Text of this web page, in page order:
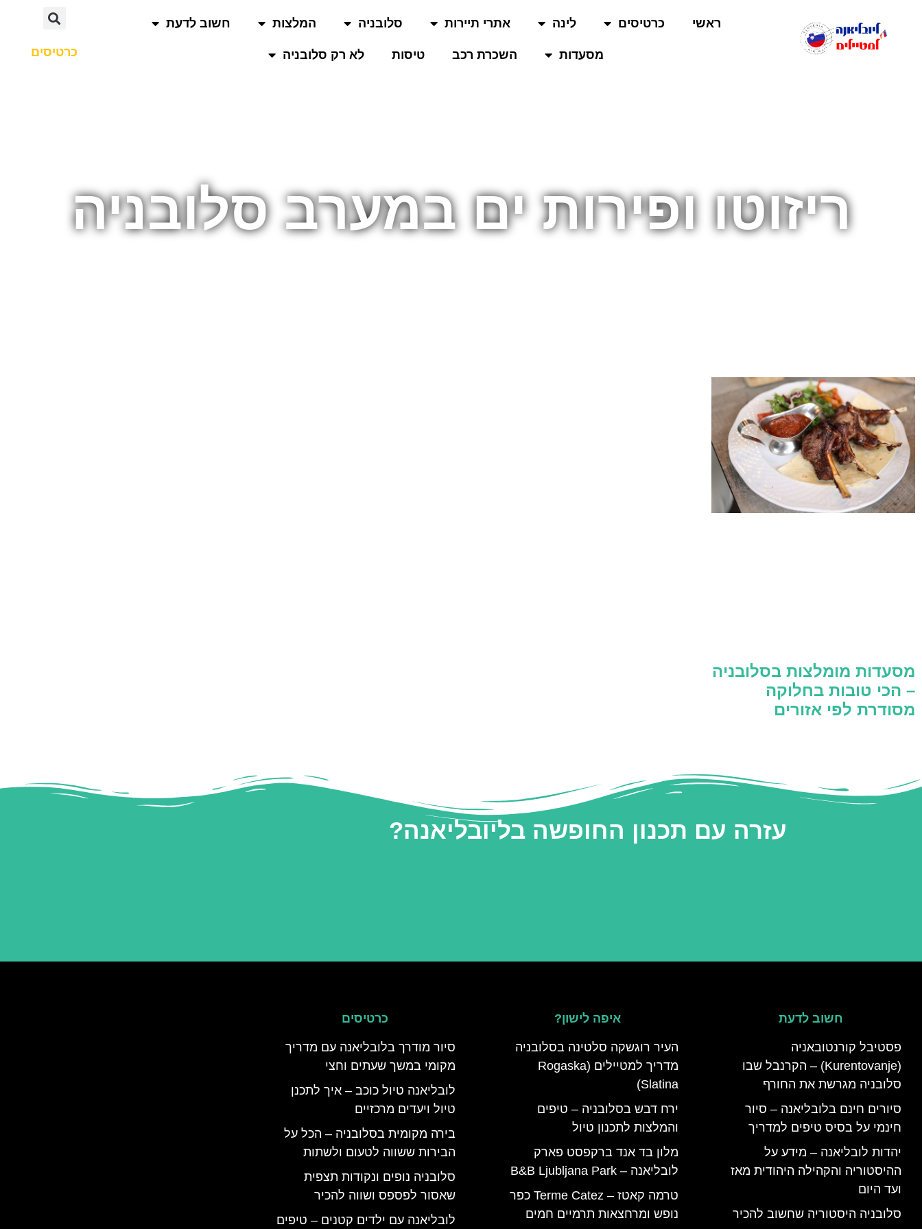
ראשי כרטיסים לינה אתרי תיירות סלובניה המלצות חשוב לדעת
מסעדות השכרת רכב טיסות לא רק סלובניה כרטיסים
ריזוטו ופירות ים במערב סלובניה
מסעדות מומלצות בסלובניה
– הכי טובות בחלוקה
מסודרת לפי אזורים
עזרה עם תכנון החופשה בליובליאנה?
חשוב לדעת
פסטיבל קורנטובאניה
(Kurentovanje) – הקרנבל שבו
סלובניה מגרשת את החורף
סיורים חינם בלובליאנה – סיור
חינמי על בסיס טיפים למדריך
יהדות לובליאנה – מידע על
ההיסטוריה והקהילה היהודית מאז
ועד היום
סלובניה היסטוריה שחשוב להכיר
איפה לישון?
העיר רוגשקה סלטינה בסלובניה
מדריך למטיילים (Rogaska
Slatina)
ירח דבש בסלובניה – טיפים
והמלצות לתכנון טיול
מלון בד אנד ברקפסט פארק
לובליאנה – B&B Ljubljana Park
טרמה קאטז – Terme Catez כפר
נופש ומרחצאות תרמיים חמים
כרטיסים
סיור מודרך בלובליאנה עם מדריך
מקומי במשך שעתים וחצי
לובליאנה טיול כוכב – איך לתכנן
טיול ויעדים מרכזיים
בירה מקומית בסלובניה – הכל על
הבירות ששווה לטעום ולשתות
סלובניה נופים ונקודות תצפית
שאסור לפספס ושווה להכיר
לובליאנה עם ילדים קטנים – טיפים